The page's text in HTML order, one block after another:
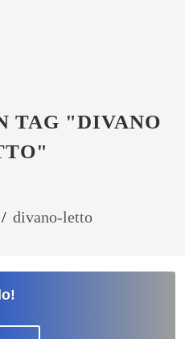
TAG "DIVANO
/ divano-letto